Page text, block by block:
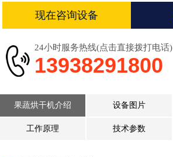
现在咨询设备
24小时服务热线(点击直接拨打电话)
13938291800
果蔬烘干机介绍 设备图片
工作原理 技术参数